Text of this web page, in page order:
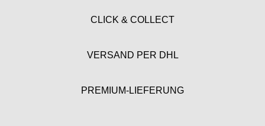
CLICK & COLLECT
VERSAND PER DHL
PREMIUM-LIEFERUNG